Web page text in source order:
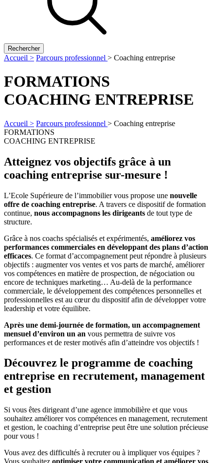
Rechercher
Accueil > Parcours professionnel > Coaching entreprise
FORMATIONS
COACHING ENTREPRISE
Accueil > Parcours professionnel > Coaching entreprise
FORMATIONS
COACHING ENTREPRISE
Atteignez vos objectifs grâce à un
coaching entreprise sur-mesure !
L’Ecole Supérieure de l’immobilier vous propose une nouvelle
offre de coaching entreprise. A travers ce dispositif de formation
continue, nous accompagnons les dirigeants de tout type de
structure.
Grâce à nos coachs spécialisés et expérimentés, améliorez vos
performances commerciales en développant des plans d’action
efficaces. Ce format d’accompagnement peut répondre à plusieurs
objectifs : augmenter vos ventes et vos parts de marché, améliorer
vos compétences en matière de prospection, de négociation ou
encore de techniques marketing… Au-delà de la performance
commerciale, le développement des compétences personnelles et
professionnelles est au cœur du dispositif afin de développer votre
leadership et votre équilibre.
Après une demi-journée de formation, un accompagnement
mensuel d’environ un an vous permettra de suivre vos
performances et de rester motivés afin d’atteindre vos objectifs !
Découvrez le programme de coaching
entreprise en recrutement, management
et gestion
Si vous êtes dirigeant d’une agence immobilière et que vous
souhaitez améliorer vos compétences en management, recrutement
et gestion, le coaching d’entreprise peut être une solution précieuse
pour vous !
Vous avez des difficultés à recruter ou à impliquer vos équipes ?